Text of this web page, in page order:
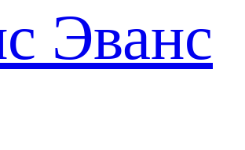
Эванс